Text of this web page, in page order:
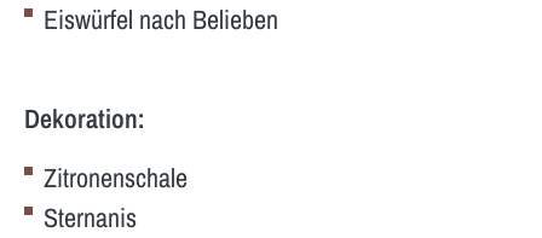
Eiswürfel nach Belieben
Dekoration:
Zitronenschale
Sternanis